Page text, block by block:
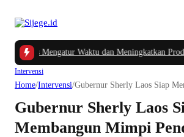
Mengatur Waktu dan Meningkatkan
Intervensi
Home/Intervensi/Gubernur Sherly Laos Siap
Gubernur Sherly Laos
Membangun Mimpi